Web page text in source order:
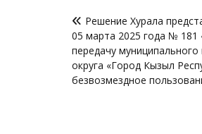
по
записям
Решение Хурала
05 марта 2025 года № 181
передачу
округа «Город Кызыл
безвозмездное